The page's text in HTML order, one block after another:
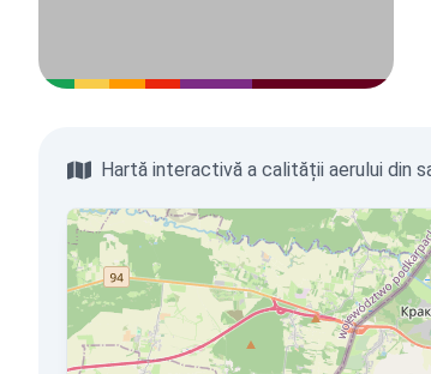
Hartă interactivă a calității aerului din